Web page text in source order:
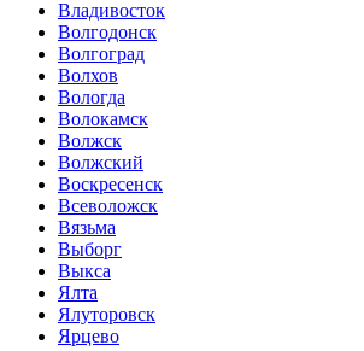
Владивосток
Волгодонск
Волгоград
Волхов
Вологда
Волокамск
Волжск
Волжский
Воскресенск
Всеволожск
Вязьма
Выборг
Выкса
Ялта
Ялуторовск
Ярцево